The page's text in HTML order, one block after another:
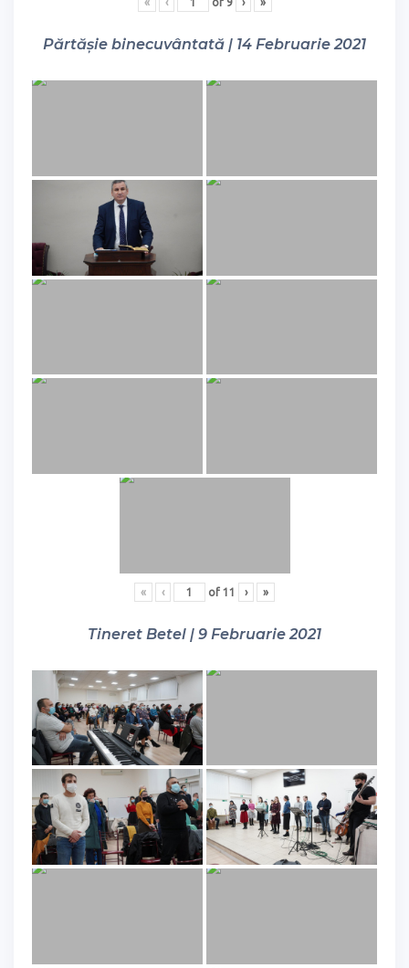
Părtășie binecuvântată | 14 Februarie 2021
« ‹ of 11 › »
Tineret Betel | 9 Februarie 2021